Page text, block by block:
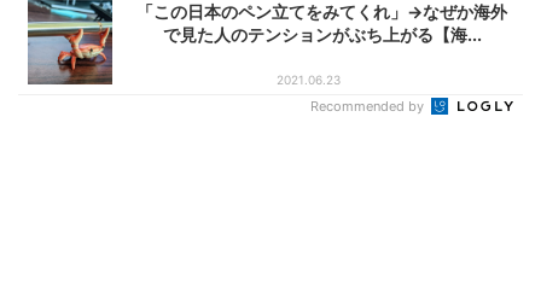
「この日本のペン立てをみてくれ」→なぜか海外
で見た人のテンションがぶち上がる【海...
2021.06.23
Recommended by